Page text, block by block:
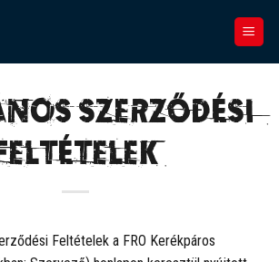
szerződési
Feltételek a FRO Kerékpáros